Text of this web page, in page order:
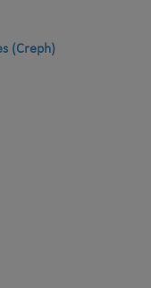
(Creph)